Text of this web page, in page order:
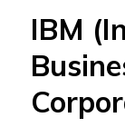
IBM